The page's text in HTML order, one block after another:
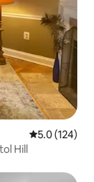
Calificación
5.0 (124)
Hill